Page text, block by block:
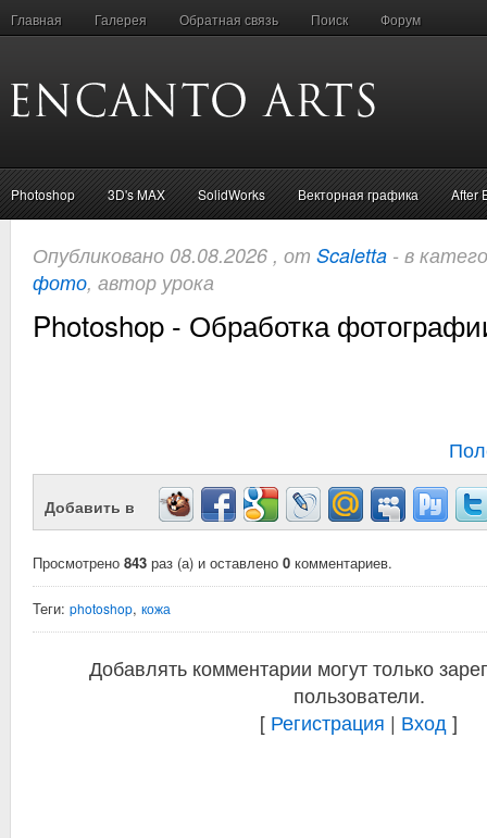
Главная Галерея Обратная связь Поиск Форум
Photoshop 3D's MAX SolidWorks Векторная графика After
Опубликовано 08.08.2026 , от Scaletta - в
фото, автор урока
Photoshop - Обработка
Добавить в
Просмотрено 843 раз (а) и оставлено 0 комментариев.
Теги: photoshop, кожа
Добавлять комментарии могут только
пользователи.
[ Регистрация | Вход ]